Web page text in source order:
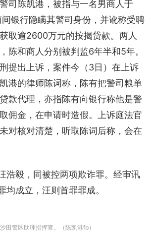
司陈凯港，被指与一名男商人于
银行隐瞒其警司身份，并讹称受聘
取逾2600万元的按揭贷款。两人
陈和商人分别被判监6年半和5年。
提出上诉，案件今（3日）在上诉
港的律师陈词称，陈有把警司粮单
款代理，亦指陈有向银行称他是警
佣金，在申请时造假。上诉庭法官
对核对清楚，听取陈词后称，会在
浩毅，同被控两项欺诈罪。经审讯
均成立，汪则首罪罪成。
田警区助理指挥官。（陈凯港fb）